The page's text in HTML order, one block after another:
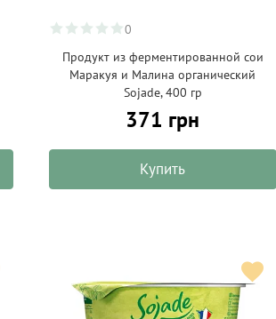
0
Продукт из ферментированной сои
Маракуя и Малина органический
Sojade, 400 гр
371 грн
Купить